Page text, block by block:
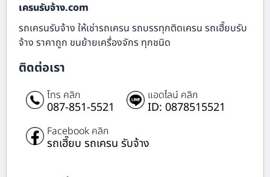
เครนรับจ้าง.com
รถเครนรับจ้าง ให้เช่ารถเครน รถบรรทุกติดเครน รถเฮี๊ยบรับ
จ้าง ราคาถูก ขนย้ายเครื่องจักร ทุกชนิด
ติดต่อเรา
โทร คลิก
087-851-5521
แอดไลน์ คลิก
ID: 0878515521
Facebook คลิก
รถเฮี๊ยบ รถเครน รับจ้าง